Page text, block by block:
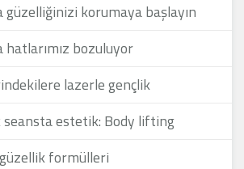
güzelliğinizi korumaya başlayın
hatlarımız bozuluyor
lazerle gençlik
seansta estetik: Body lifting
güzellik formülleri